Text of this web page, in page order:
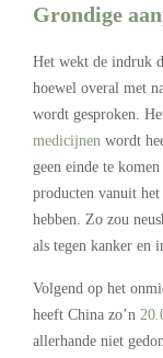
Grondige
Het wekt de indruk
hoewel overal met
wordt gesproken.
medicijnen wordt
geen einde te
producten vanuit
hebben. Zo zou
als tegen kanker en
Volgend op het
heeft China zo’n
allerhande niet